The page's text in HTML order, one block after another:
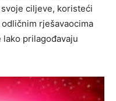
ciljeve, koristeći
rješavaocima
lako prilagođavaju